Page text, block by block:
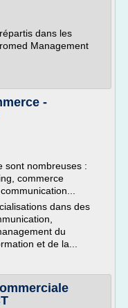
dans les
Management
-
sont nombreuses :
commerce
dans des
du
et de la...